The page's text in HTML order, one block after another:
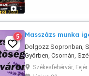
1
magasabb bérezés)
műszak nettó ...
5 Masszázs munka
Dolgozz Sopronban,
Győrben, Csornán,
vagy Érden,
szereted a
Székesfehérvár, Fejér